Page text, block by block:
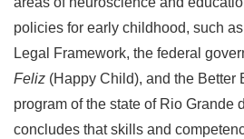
policies for early childhood, such
Legal Framework, the federal
Feliz (Happy Child), and the Better
program of the state of Rio Grande
concludes that skills and